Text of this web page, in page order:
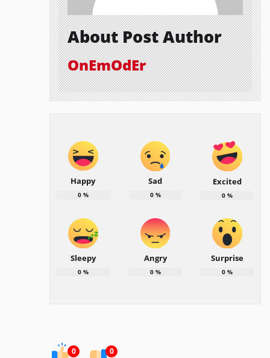
About Post Author
OnEmOdEr
Happy
0%
Sad
0%
Excited
0 %
Sleepy
0%
Angry
0%
Surprise
0 %
0 0